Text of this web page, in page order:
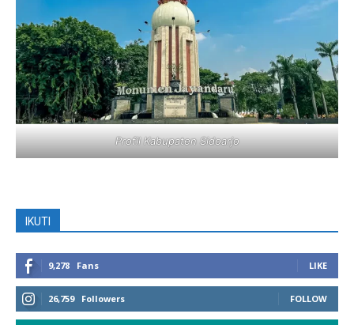
Profil Kabupaten Sidoarjo
IKUTI
9,278 Fans LIKE
26,759 Followers FOLLOW